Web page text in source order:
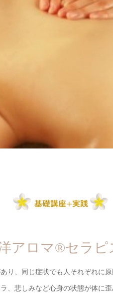
アロマ®セラピ
り、同じ症状でも人それぞれに原
悲しみなど心身の状態が体に歪